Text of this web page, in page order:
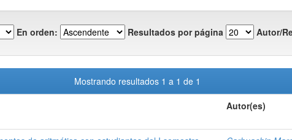
En orden: Resultados por página Autor/
Mostrando resultados 1 a 1 de 1
Autor(es)